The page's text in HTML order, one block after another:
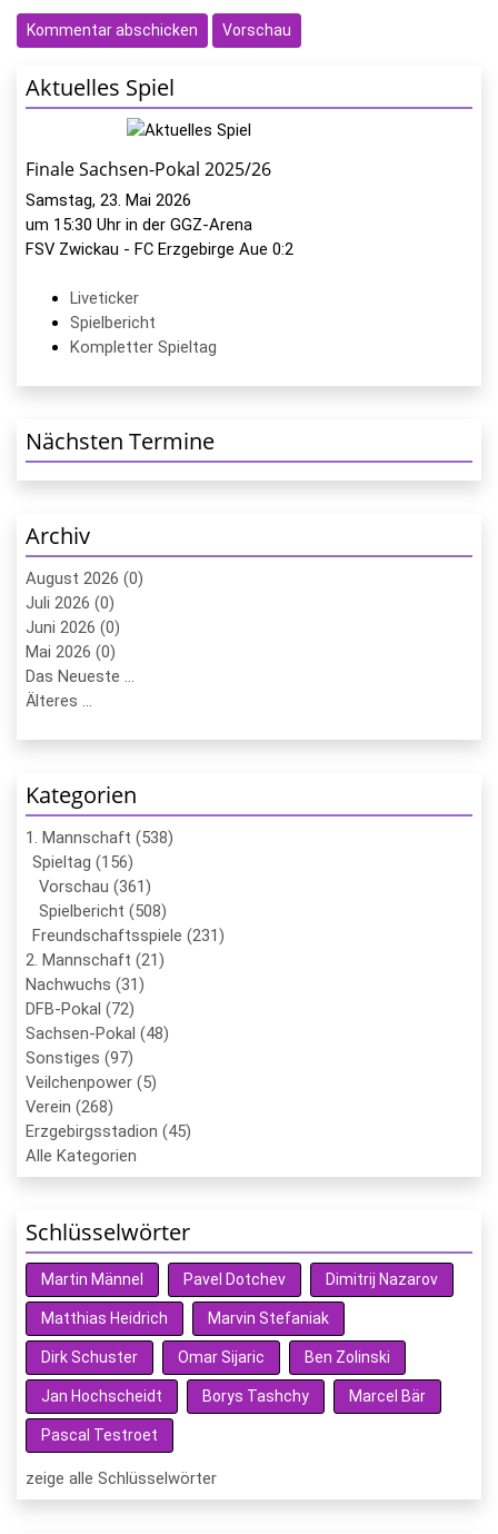
Aktuelles Spiel
Finale Sachsen-Pokal 2025/26
Samstag, 23. Mai 2026
um 15:30 Uhr in der GGZ-Arena
FSV Zwickau - FC Erzgebirge Aue 0:2
Liveticker
Spielbericht
Kompletter Spieltag
Nächsten Termine
Archiv
August 2026 (0)
Juli 2026 (0)
Juni 2026 (0)
Mai 2026 (0)
Das Neueste ...
Älteres ...
Kategorien
1. Mannschaft (538)
Spieltag (156)
Vorschau (361)
Spielbericht (508)
Freundschaftsspiele (231)
2. Mannschaft (21)
Nachwuchs (31)
DFB-Pokal (72)
Sachsen-Pokal (48)
Sonstiges (97)
Veilchenpower (5)
Verein (268)
Erzgebirgsstadion (45)
Alle Kategorien
Schlüsselwörter
Martin Männel Pavel Dotchev Dimitrij Nazarov
Matthias Heidrich Marvin Stefaniak
Dirk Schuster Omar Sijaric Ben Zolinski
Jan Hochscheidt Borys Tashchy Marcel Bär
Pascal Testroet
zeige alle Schlüsselwörter